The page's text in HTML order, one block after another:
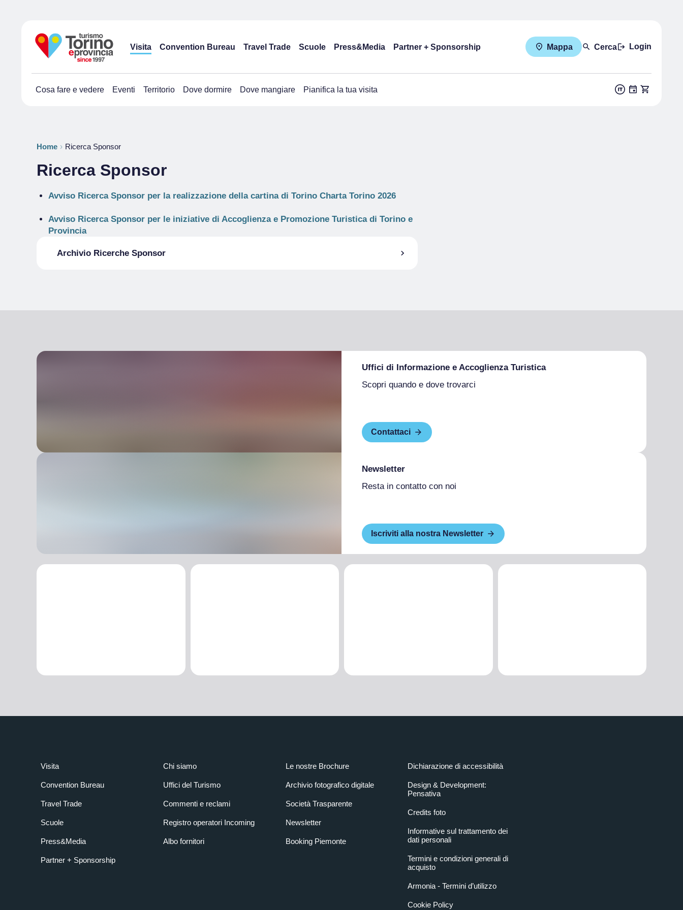
Visita Convention Bureau Travel Trade Scuole Press&Media Partner + Sponsorship Mappa Cerca Login
Cosa fare e vedere Eventi Territorio Dove dormire Dove mangiare Pianifica la tua visita
Home Ricerca Sponsor
Ricerca Sponsor
Avviso Ricerca Sponsor per la realizzazione della cartina di Torino Charta Torino 2026
Avviso Ricerca Sponsor per le iniziative di Accoglienza e Promozione Turistica di Torino e
Provincia
Archivio Ricerche Sponsor
Uffici di Informazione e Accoglienza Turistica
Scopri quando e dove trovarci
Contattaci
Newsletter
Resta in contatto con noi
Iscriviti alla nostra Newsletter
Visita
Convention Bureau
Travel Trade
Scuole
Press&Media
Partner + Sponsorship
Chi siamo
Uffici del Turismo
Commenti e reclami
Registro operatori Incoming
Albo fornitori
Le nostre Brochure
Archivio fotografico digitale
Società Trasparente
Newsletter
Booking Piemonte
Dichiarazione di accessibilità
Design & Development:
Pensativa
Credits foto
Informative sul trattamento dei
dati personali
Termini e condizioni generali di
acquisto
Armonia - Termini d’utilizzo
Cookie Policy